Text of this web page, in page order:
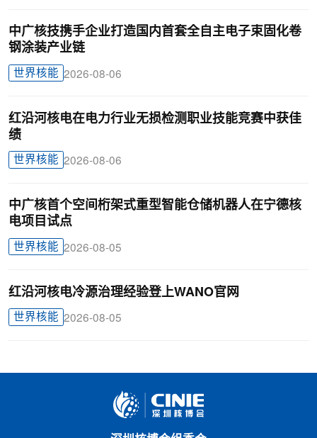
中广核技携手企业打造国内首套全自主电子束固化卷
钢涂装产业链
世界核能 2026-08-06
红沿河核电在电力行业无损检测职业技能竞赛中获佳
绩
世界核能 2026-08-06
中广核首个空间桁架式重型智能仓储机器人在宁德核
电项目试点
世界核能 2026-08-05
红沿河核电冷源治理经验登上WANO官网
世界核能 2026-08-05